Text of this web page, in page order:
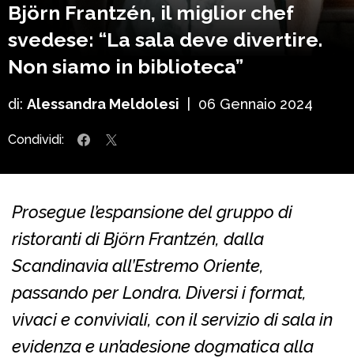
Björn Frantzén, il miglior chef
svedese: “La sala deve divertire.
Non siamo in biblioteca”
di: Alessandra Meldolesi 06 Gennaio 2024
Condividi:
Prosegue l’espansione del gruppo di
ristoranti di Björn Frantzén, dalla
Scandinavia all’Estremo Oriente,
passando per Londra. Diversi i format,
vivaci e conviviali, con il servizio di sala in
evidenza e un’adesione dogmatica alla